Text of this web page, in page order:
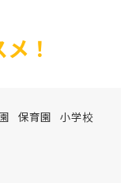
！
保育園 小学校